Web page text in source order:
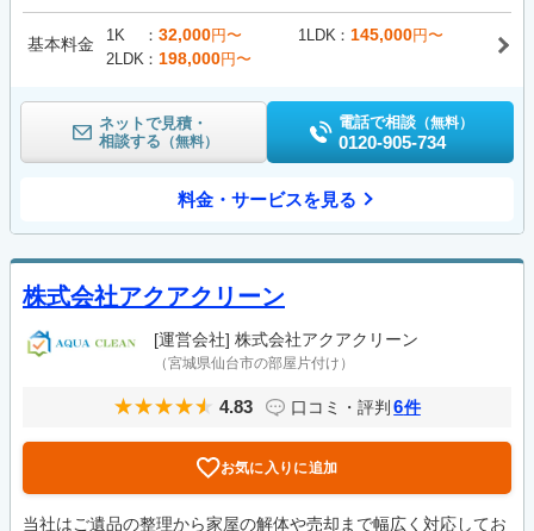
基本料金 1K 32,000円〜 1LDK 145,000円〜
2LDK
198,000円〜
ネットで見積・
相談する （無料）
電話で相談 （無料）
0120-905-734
料金・サービスを見る
株式会社アクアクリーン
[運営会社] 株式会社アクアクリーン
（宮城県仙台市の部屋片付け）
4.83 口コミ・評判 6件
お気に入りに追加
当社はご遺品の整理から家屋の解体や売却まで幅広く対応してお